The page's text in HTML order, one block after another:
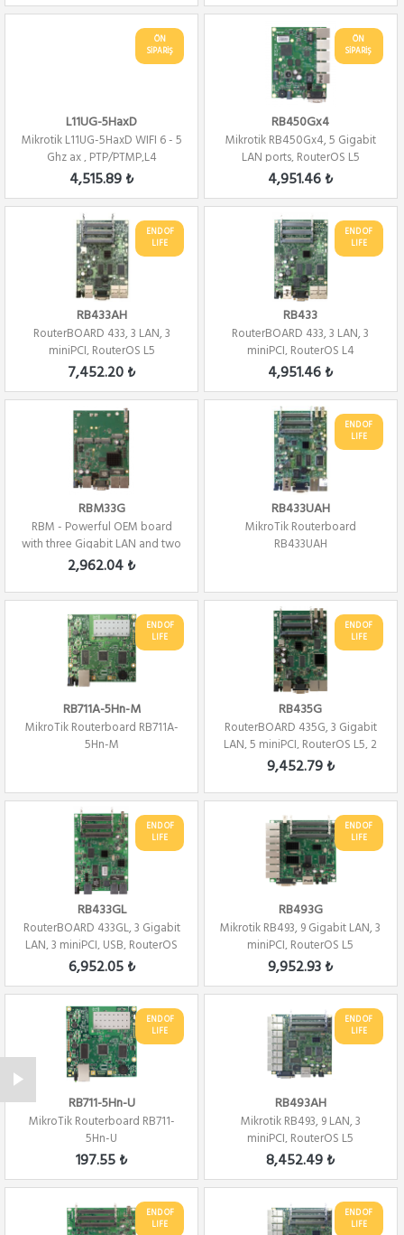
ÖN
SİPARİŞ
L11UG-5HaxD
Mikrotik L11UG-5HaxD WIFI 6 - 5
Ghz ax , PTP/PTMP,L4
4,515.89 ₺
ÖN
SİPARİŞ
RB450Gx4
Mikrotik RB450Gx4, 5 Gigabit
LAN ports, RouterOS L5
4,951.46 ₺
END OF
LIFE
RB433AH
RouterBOARD 433, 3 LAN, 3
miniPCI, RouterOS L5
7,452.20 ₺
END OF
LIFE
RB433
RouterBOARD 433, 3 LAN, 3
miniPCI, RouterOS L4
4,951.46 ₺
RBM33G
RBM - Powerful OEM board
with three Gigabit LAN and two
miniPCIe s...
2,962.04 ₺
END OF
LIFE
RB433UAH
MikroTik Routerboard
RB433UAH
END OF
LIFE
RB711A-5Hn-M
MikroTik Routerboard RB711A-
5Hn-M
END OF
LIFE
RB435G
RouterBOARD 435G, 3 Gigabit
LAN, 5 miniPCI, RouterOS L5, 2
USB ports
9,452.79 ₺
END OF
LIFE
RB433GL
RouterBOARD 433GL, 3 Gigabit
LAN, 3 miniPCI, USB, RouterOS
L5
6,952.05 ₺
END OF
LIFE
RB493G
Mikrotik RB493, 9 Gigabit LAN, 3
miniPCI, RouterOS L5
9,952.93 ₺
END OF
LIFE
RB711-5Hn-U
MikroTik Routerboard RB711-
5Hn-U
197.55 ₺
END OF
LIFE
RB493AH
Mikrotik RB493, 9 LAN, 3
miniPCI, RouterOS L5
8,452.49 ₺
END OF
LIFE
END OF
LIFE